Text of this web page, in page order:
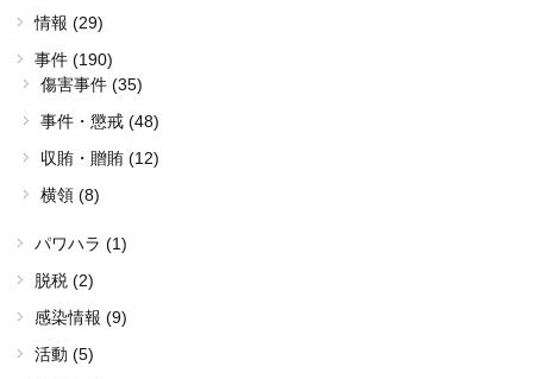
情報 (29)
事件 (190)
傷害事件 (35)
事件・懲戒 (48)
収賄・贈賄 (12)
横領 (8)
パワハラ (1)
脱税 (2)
感染情報 (9)
活動 (5)